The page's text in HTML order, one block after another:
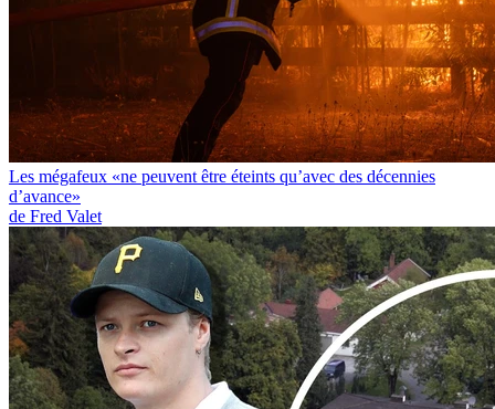
Les mégafeux «ne peuvent être éteints qu’avec des décennies
d’avance»
de Fred Valet